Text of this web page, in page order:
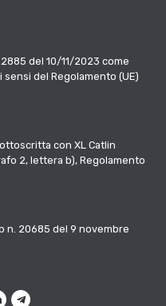
del 10/11/2023 come
del Regolamento (UE)
con XL Catlin
2, lettera b), Regolamento
n. 20685 del 9 novembre